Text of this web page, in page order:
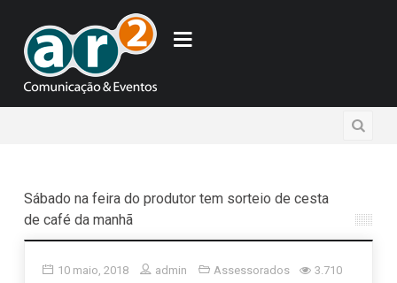
Sábado na feira do produtor tem sorteio de cesta
de café da manhã
10 maio, 2018 admin Assessorados
3.710